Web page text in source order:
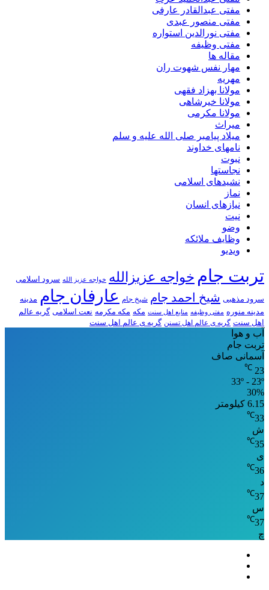
مفتی عبدالقادر عارفی
مفتی منصور عبدی
مفتی نورالدین استواره
مفتی وظیفه
مقاله ها
مهار نفس شهوت ران
مهریه
مولانا بهزاد فقهی
مولانا خیرشاهی
مولانا مکرمی
میراث
میلاد پیامبر صلی الله علیه و سلم
نامهای خداوند
نبوت
نجاستها
نشیدهای اسلامی
نماز
نیازهای انسان
نیت
وضو
وظایف ملائکه
ویدیو
تربت جام خواجه عزیزالله خواجه عزیز الله سرود اسلامی
سرود مذهبی شیخ احمد جام شیخ جام عارفان جام مدینه
مدینه منوره مفتی وظیفه منابع اهل سنت مکه مکه مکرمه نعت اسلامی گریه عالم
اهل سنت گریه ی عالم اهل تسنن گریه ی عالم اهل سنت
آب و هوا
تربت جام
آسمانی صاف
23
℃
33º - 23º
30%
6.15 کیلومتر
33
℃
ش
35
℃
ی
36
℃
د
37
℃
س
37
℃
چ